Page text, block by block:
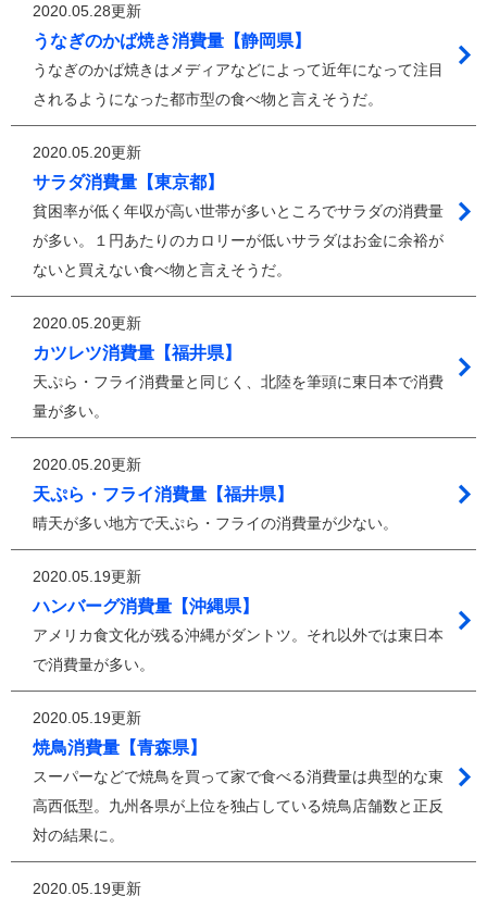
2020.05.28更新
うなぎのかば焼き消費量【静岡県】
うなぎのかば焼きはメディアなどによって近年になって注目
されるようになった都市型の食べ物と言えそうだ。
2020.05.20更新
サラダ消費量【東京都】
貧困率が低く年収が高い世帯が多いところでサラダの消費量
が多い。１円あたりのカロリーが低いサラダはお金に余裕が
ないと買えない食べ物と言えそうだ。
2020.05.20更新
カツレツ消費量【福井県】
天ぷら・フライ消費量と同じく、北陸を筆頭に東日本で消費
量が多い。
2020.05.20更新
天ぷら・フライ消費量【福井県】
晴天が多い地方で天ぷら・フライの消費量が少ない。
2020.05.19更新
ハンバーグ消費量【沖縄県】
アメリカ食文化が残る沖縄がダントツ。それ以外では東日本
で消費量が多い。
2020.05.19更新
焼鳥消費量【青森県】
スーパーなどで焼鳥を買って家で食べる消費量は典型的な東
高西低型。九州各県が上位を独占している焼鳥店舗数と正反
対の結果に。
2020.05.19更新